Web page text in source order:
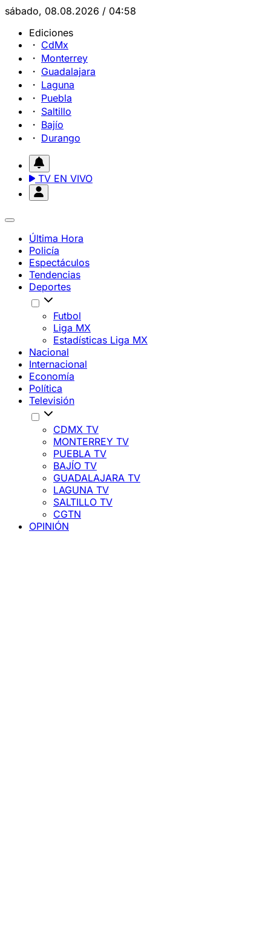
sábado, 08.08.2026 / 04:58
Ediciones
CdMx
Monterrey
Guadalajara
Laguna
Puebla
Saltillo
Bajío
Durango
TV EN VIVO
Última Hora
Policía
Espectáculos
Tendencias
Deportes
Futbol
Liga MX
Estadísticas Liga MX
Nacional
Internacional
Economía
Política
Televisión
CDMX TV
MONTERREY TV
PUEBLA TV
BAJÍO TV
GUADALAJARA TV
LAGUNA TV
SALTILLO TV
CGTN
OPINIÓN